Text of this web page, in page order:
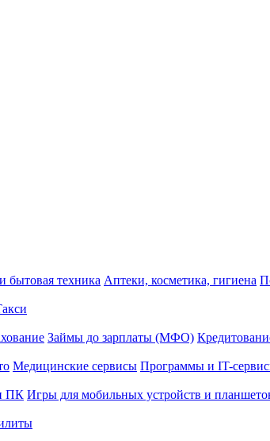
бытовая техника Аптеки, косметика, гигиена
Займы до зарплаты (МФО)
Медицинские сервисы Программы и IT-
ПК Игры для мобильных устройств и